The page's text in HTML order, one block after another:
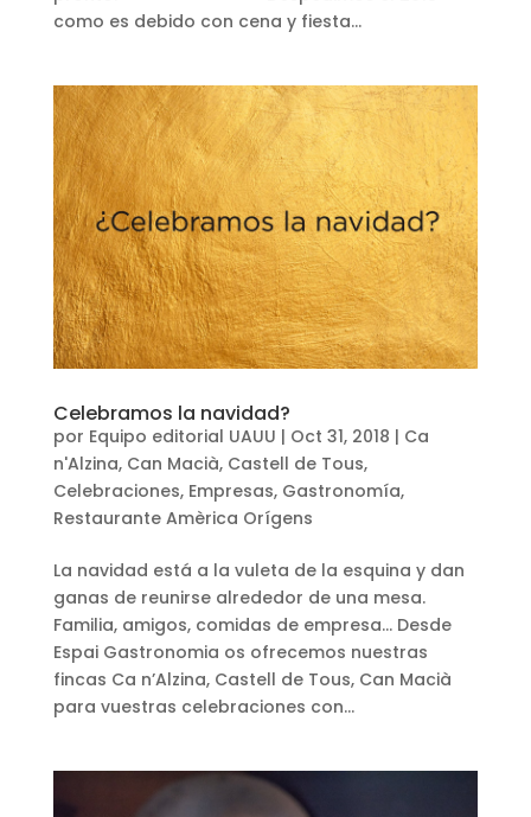
como es debido con cena y fiesta...
Celebramos la navidad?
por Equipo editorial UAUU | Oct 31, 2018 | Ca
n'Alzina, Can Macià, Castell de Tous,
Celebraciones, Empresas, Gastronomía,
Restaurante Amèrica Orígens
La navidad está a la vuleta de la esquina y dan
ganas de reunirse alrededor de una mesa.
Familia, amigos, comidas de empresa… Desde
Espai Gastronomia os ofrecemos nuestras
fincas Ca n’Alzina, Castell de Tous, Can Macià
para vuestras celebraciones con...